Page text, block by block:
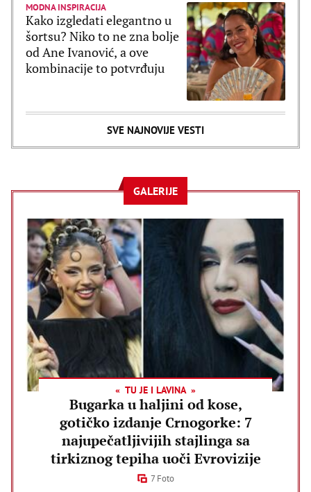
MODNA INSPIRACIJA
Kako izgledati elegantno u
šortsu? Niko to ne zna bolje
od Ane Ivanović, a ove
kombinacije to potvrđuju
SVE NAJNOVIJE VESTI
GALERIJE
TU JE I LAVINA
Bugarka u haljini od kose,
gotičko izdanje Crnogorke: 7
najupečatljivijih stajlinga sa
tirkiznog tepiha uoči Evrovizije
7 Foto